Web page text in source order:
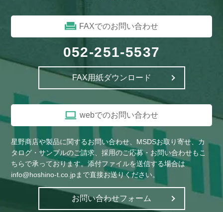
FAXでのお問い合わせ
052-251-5537
FAX用紙ダウンロード
webでのお問い合わせ
星野商店や製品に関するお問い合わせ、MSDSお取り寄せ、カ
タログ・サンプルのご請求、採用のご応募・お問い合わせもこ
ちらで承っております。添付ファイルを送信する場合は
info@hoshino-t.co.jpまで直接お送りください。
お問い合わせフォーム